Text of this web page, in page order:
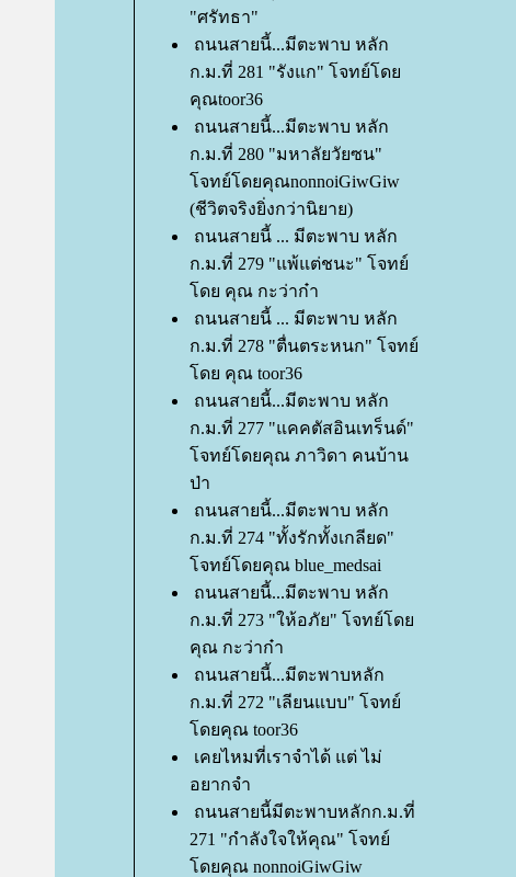
"ศรัทธา"
ถนนสายนี้...มีตะพาบ หลัก
ก.ม.ที่ 281 "รังแก" โจทย์โด
คุณtoor36
ถนนสายนี้...มีตะพาบ หลัก
ก.ม.ที่ 280 "มหาลัยวัยซน"
จทย์โดยคุณnonnoiGiwGiw
(ชีวิตจริงยิ่งกว่านิยาย)
ถนนสายนี้ ... มีตะพาบ หลัก
ก.ม.ที่ 279 "แพ้แต่ชนะ" โจทย์
ดย คุณ กะว่าก๋า
ถนนสายนี้ ... มีตะพาบ หลัก
ก.ม.ที่ 278 "ตื่นตระหนก" โจทย์
ดย คุณ toor36
ถนนสายนี้...มีตะพาบ หลัก
ก.ม.ที่ 277 "แคคตัสอินเทร็นด์"
จทย์โดยคุณ ภาวิดา คนบ้าน
ป่า
ถนนสายนี้...มีตะพาบ หลัก
ก.ม.ที่ 274 "ทั้งรักทั้งเกลียด"
จทย์โดยคุณ blue_medsai
ถนนสายนี้...มีตะพาบ หลัก
ก.ม.ที่ 273 "ให้อภัย" โจทย์โด
คุณ กะว่าก๋า
ถนนสายนี้...มีตะพาบหลัก
ก.ม.ที่ 272 "เลียนแบบ" โจทย์
ดยคุณ toor36
เคยไหมที่เราจำได้ แต่ ไม่
อยากจำ
ถนนสายนี้มีตะพาบหลักก.ม.ที่
271 "กำลังใจให้คุณ" โจทย์
ดยคุณ nonnoiGiwGiw